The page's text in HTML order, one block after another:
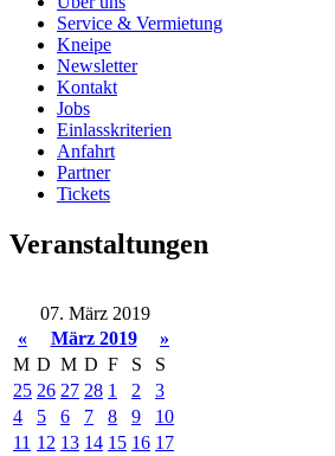
Service & Vermietung
Kneipe
Newsletter
Kontakt
Jobs
Einlasskriterien
Anfahrt
Partner
Tickets
Veranstaltungen
07. März 2019
«
März 2019
»
M D M D F S
S
25 26 27 28 1 2
3
4
5 6 7 8 9
10
11 12 13 14 15 16 17